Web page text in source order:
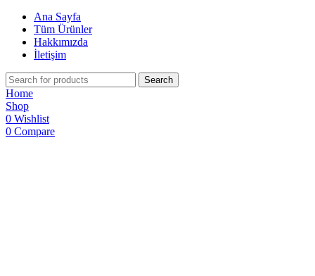
Ana Sayfa
Tüm Ürünler
Hakkımızda
İletişim
Search
Home
Shop
0 Wishlist
0 Compare